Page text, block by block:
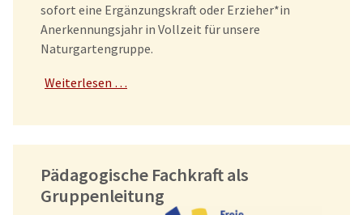
sofort eine Ergänzungskraft oder Erzieher*in
Anerkennungsjahr in Vollzeit für unsere
Naturgartengruppe.
Weiterlesen …
Pädagogische Fachkraft als
Gruppenleitung